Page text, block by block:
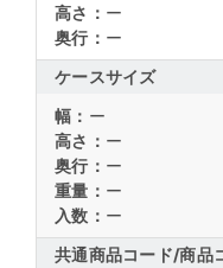
高さ： ー
奥行： ー
ケースサイズ
幅： ー
高さ： ー
奥行： ー
重量： ー
入数： ー
共通商品コード/商品